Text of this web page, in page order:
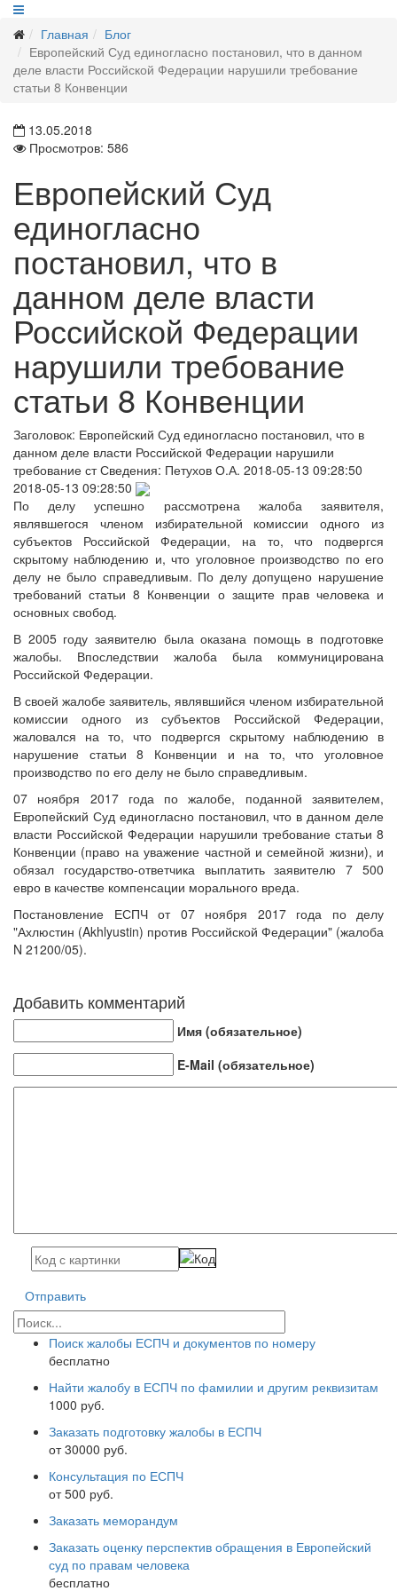
Главная
Блог
Европейский Суд единогласно постановил, что в данном
деле власти Российской Федерации нарушили требование
статьи 8 Конвенции
13.05.2018
Просмотров: 586
Европейский Суд
единогласно
постановил, что в
данном деле власти
Российской Федерации
нарушили требование
статьи 8 Конвенции
Заголовок: Европейский Суд единогласно постановил, что в
данном деле власти Российской Федерации нарушили
требование стСведения: Петухов О.А. 2018-05-13 09:28:50
2018-05-13 09:28:50
По делу успешно рассмотрена жалоба заявителя,
являвшегося членом избирательной комиссии одного из
субъектов Российской Федерации, на то, что подвергся
скрытому наблюдению и, что уголовное производство по его
делу не было справедливым. По делу допущено нарушение
требований статьи 8 Конвенции о защите прав человека и
основных свобод.
В 2005 году заявителю была оказана помощь в подготовке
жалобы. Впоследствии жалоба была коммуницирована
Российской Федерации.
В своей жалобе заявитель, являвшийся членом избирательной
комиссии одного из субъектов Российской Федерации,
жаловался на то, что подвергся скрытому наблюдению в
нарушение статьи 8 Конвенции и на то, что уголовное
производство по его делу не было справедливым.
07 ноября 2017 года по жалобе, поданной заявителем,
Европейский Суд единогласно постановил, что в данном деле
власти Российской Федерации нарушили требование статьи 8
Конвенции (право на уважение частной и семейной жизни), и
обязал государство-ответчика выплатить заявителю 7 500
евро в качестве компенсации морального вреда.
Постановление ЕСПЧ от 07 ноября 2017 года по делу
"Ахлюстин (Akhlyustin) против Российской Федерации" (жалоба
N 21200/05).
Добавить комментарий
Имя (обязательное)
E-Mail (обязательное)
Отправить
Поиск жалобы ЕСПЧ и документов по номеру
бесплатно
Найти жалобу в ЕСПЧ по фамилии и другим реквизитам
1000 руб.
Заказать подготовку жалобы в ЕСПЧ
от 30000 руб.
Консультация по ЕСПЧ
от 500 руб.
Заказать меморандум
Заказать оценку перспектив обращения в Европейский
суд по правам человека
бесплатно